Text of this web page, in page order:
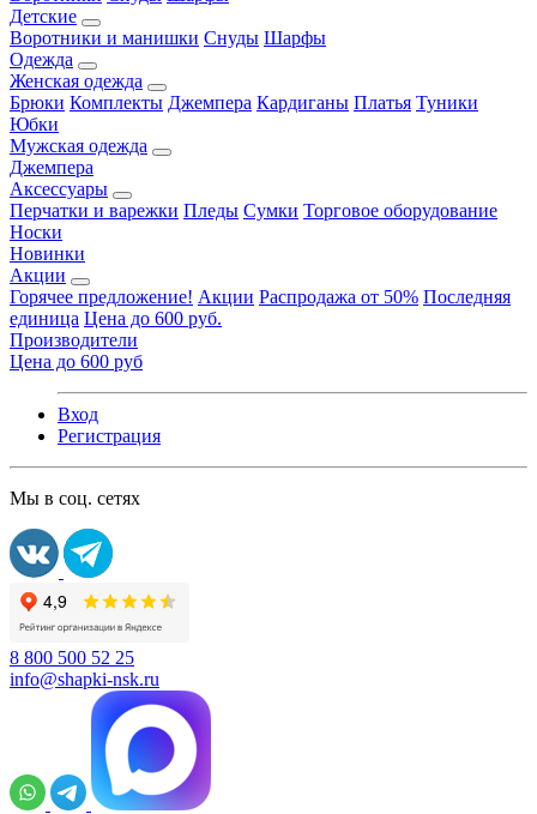
Детские
Воротники и манишки Снуды Шарфы
Одежда
Женская одежда
Брюки Комплекты Джемпера Кардиганы Платья Туники
Юбки
Мужская одежда
Джемпера
Аксессуары
Перчатки и варежки Пледы Сумки Торговое оборудование
Носки
Новинки
Акции
Горячее предложение! Акции Распродажа от 50% Последняя
единица Цена до 600 руб.
Производители
Цена до 600 руб
Вход
Регистрация
Мы в соц. сетях
8 800 500 52 25
info@shapki-nsk.ru